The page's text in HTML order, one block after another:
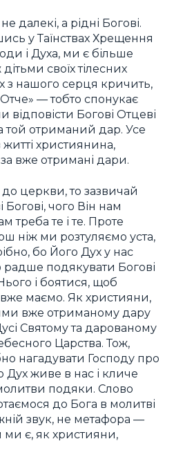
далекі, а рідні Богові.
у Таїнствах Хрещення
і Духа, ми є більше
своїх тілесних
з нашого серця кричить,
— тобто спонукає
відповісти Богові Отцеві
той отриманий дар. Усе
житті християнина,
вже отримані дари.
церкви, то зазвичай
чого Він нам
треба те і те. Проте
ніж ми розтуляємо уста,
бо Його Дух у нас
радше подякувати Богові
і боятися, щоб
маємо. Як християни,
вже отриманому дару
Святому та дарованому
Царства. Тож,
нагадувати Господу про
Дух живе в нас і кличе
подяки. Слово
до Бога в молитві
звук, не метафора —
ми є, як християни,